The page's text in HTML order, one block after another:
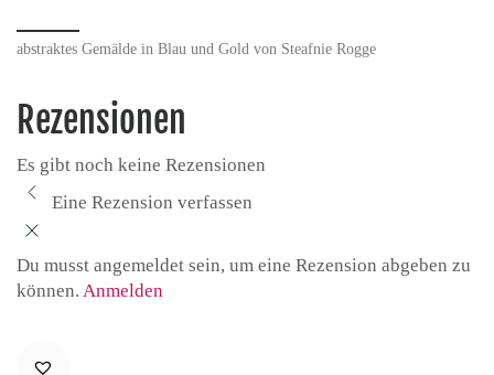
abstraktes Gemälde in Blau und Gold von Steafnie Rogge
Rezensionen
Es gibt noch keine Rezensionen
Eine Rezension verfassen
Du musst angemeldet sein, um eine Rezension abgeben zu
können. Anmelden